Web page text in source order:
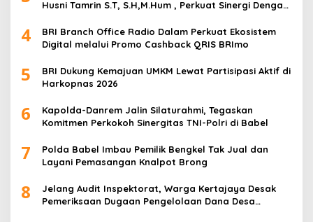
Husni Tamrin S.T, S.H,M.Hum , Perkuat Sinergi Dengan
4
BRI Branch Office Radio Dalam Perkuat Ekosistem
Digital melalui Promo Cashback QRIS BRImo
5
BRI Dukung Kemajuan UMKM Lewat Partisipasi Aktif di
Harkopnas 2026
6
Kapolda-Danrem Jalin Silaturahmi, Tegaskan
Komitmen Perkokoh Sinergitas TNI-Polri di Babel
7
Polda Babel Imbau Pemilik Bengkel Tak Jual dan
Layani Pemasangan Knalpot Brong
8
Jelang Audit Inspektorat, Warga Kertajaya Desak
Pemeriksaan Dugaan Pengelolaan Dana Desa